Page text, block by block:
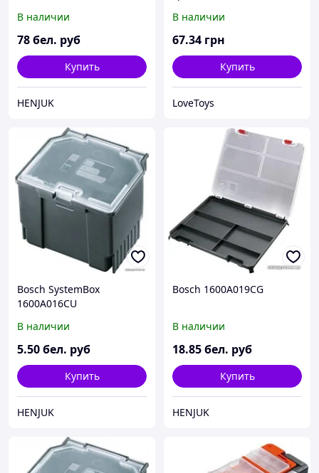
В наличии
78бел. руб
Купить
HENJUK
В наличии
67.34 грн
Купить
LoveToys
Bosch SystemBox
1600A016CU
В наличии
5.50бел. руб
Купить
HENJUK
Bosch 1600A019CG
В наличии
18.85бел. руб
Купить
HENJUK